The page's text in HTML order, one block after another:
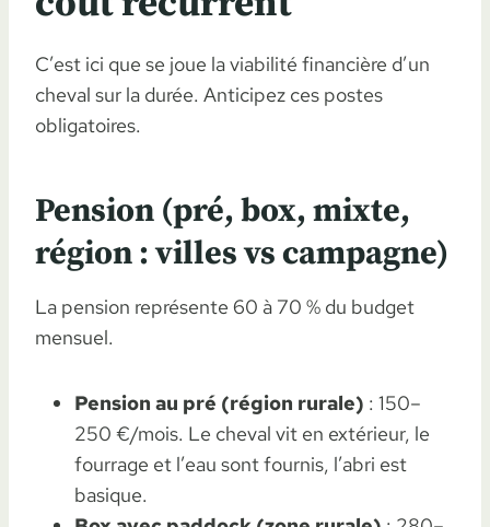
C’est ici que se joue la viabilité financière d’un
cheval sur la durée. Anticipez ces postes
obligatoires.
Pension (pré, box, mixte,
région : villes vs campagne)
La pension représente 60 à 70 % du budget
mensuel.
Pension au pré (région rurale) : 150–
250 €/mois. Le cheval vit en extérieur, le
fourrage et l’eau sont fournis, l’abri est
basique.